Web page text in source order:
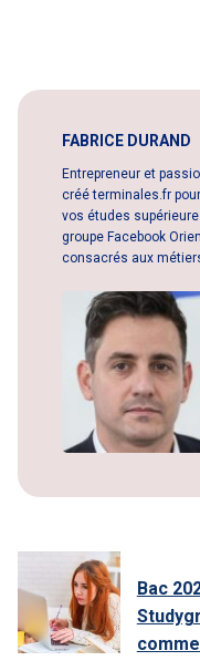
FABRICE DURAND
Entrepreneur et
créé terminales.fr
vos études
groupe Facebook
consacrés aux
Bac